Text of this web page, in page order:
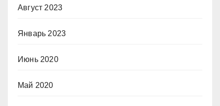
Август 2023
Январь 2023
Июнь 2020
Май 2020